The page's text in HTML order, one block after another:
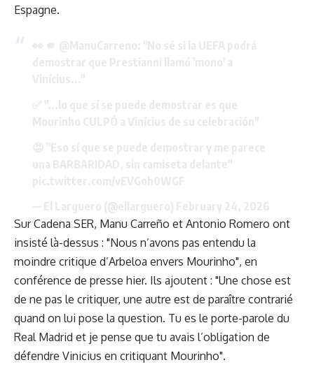
Espagne.
Sur Cadena SER, Manu Carreño et Antonio Romero ont
insisté là-dessus : "Nous n’avons pas entendu la
moindre critique d’Arbeloa envers Mourinho", en
conférence de presse hier. Ils ajoutent : "Une chose est
de ne pas le critiquer, une autre est de paraître contrarié
quand on lui pose la question. Tu es le porte-parole du
Real Madrid et je pense que tu avais l’obligation de
défendre Vinicius en critiquant Mourinho".